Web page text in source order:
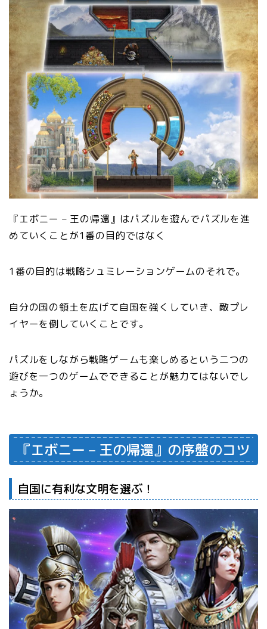
『エボニー – 王の帰還』はパズルを遊んでパズルを進
めていくことが1番の目的ではなく
1番の目的は戦略シュミレーションゲームのそれで。
自分の国の領土を広げて自国を強くしていき、敵プレ
イヤーを倒していくことです。
パズルをしながら戦略ゲームも楽しめるという二つの
遊びを一つのゲームでできることが魅力てはないでし
ょうか。
『エボニー – 王の帰還』の序盤のコツ
自国に有利な文明を選ぶ！